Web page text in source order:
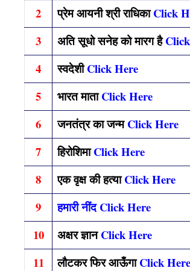
2
प्रेम आयनी श्री राधिकाClick
3
अति सूधो सनेह को मारग है
4
स्वदेशीClick Here
5
भारत माताClick Here
6
जनतंत्र का जन्मClick Here
7
हिरोशिमाClick Here
8
एक वृक्ष की हत्याClick Here
9
हमारी नींद Click Here
10
अक्षर ज्ञानClick Here
11
लौटकर फिर आऊँगाClick Here